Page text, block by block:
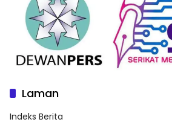
Laman
Indeks Berita